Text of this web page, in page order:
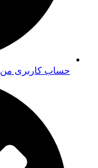
حساب کاربری من